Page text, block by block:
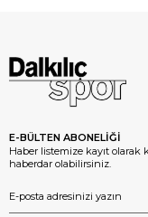
E-BÜLTEN ABONELİĞİ
Haber listemize kayıt
haberdar olabilirsiniz.